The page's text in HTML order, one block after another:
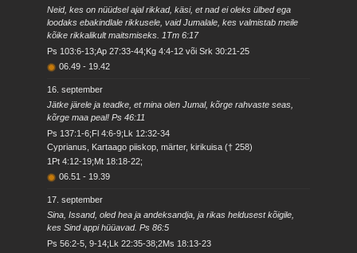
Neid, kes on nüüdsel ajal rikkad, käsi, et nad ei oleks ülbed ega
loodaks ebakindlale rikkusele, vaid Jumalale, kes valmistab meile
kõike rikkalikult maitsmiseks. 1Tm 6:17
Ps 103:6-13;Ap 27:33-44;Kg 4:4-12 või Srk 30:21-25
06.49 - 19.42
16. september
Jätke järele ja teadke, et mina olen Jumal, kõrge rahvaste seas,
kõrge maa peal! Ps 46:11
Ps 137:1-6;Fl 4:6-9;Lk 12:32-34
Cyprianus, Kartaago piiskop, märter, kirikuisa († 258)
1Pt 4:12-19;Mt 18:18-22;
06.51 - 19.39
17. september
Sina, Issand, oled hea ja andeksandja, ja rikas heldusest kõigile,
kes Sind appi hüüavad. Ps 86:5
Ps 56:2-5, 9-14;Lk 22:35-38;2Ms 18:13-23